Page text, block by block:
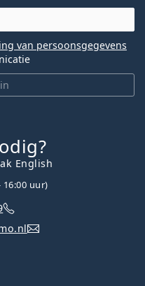
van persoonsgegevens
English
16:00 uur)